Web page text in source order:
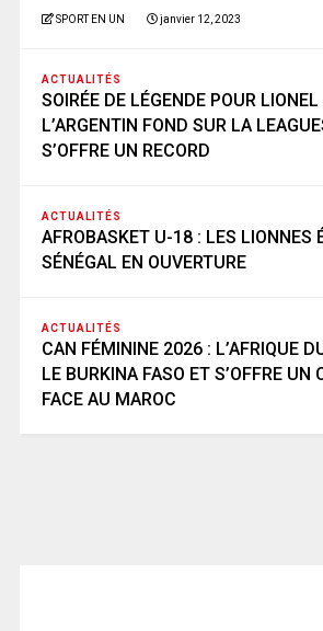
SPORT EN UN janvier 12, 2023
ACTUALITÉS
SOIRÉE DE LÉGENDE POUR
L’ARGENTIN FOND SUR LA
S’OFFRE UN RECORD
ACTUALITÉS
AFROBASKET U-18 : LES LIONNES
SÉNÉGAL EN OUVERTURE
ACTUALITÉS
CAN FÉMININE 2026 : L’AFRIQUE
LE BURKINA FASO ET S’OFFRE UN
FACE AU MAROC